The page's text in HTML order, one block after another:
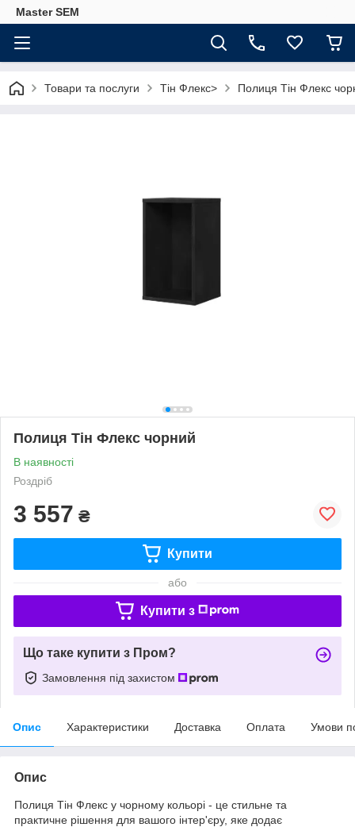
Master SEM
Товари та послуги Тін Флекс> Полиця Тін Флекс
Полиця Тін Флекс чорний
В наявності
Роздріб
3 557 ₴
Купити
або
Купити з
Що таке купити з Пром?
Замовлення під захистом
Опис Характеристики Доставка Оплата Умови
Опис
Полиця Тін Флекс у чорному кольорі - це стильне та
практичне рішення для вашого інтер'єру, яке додає